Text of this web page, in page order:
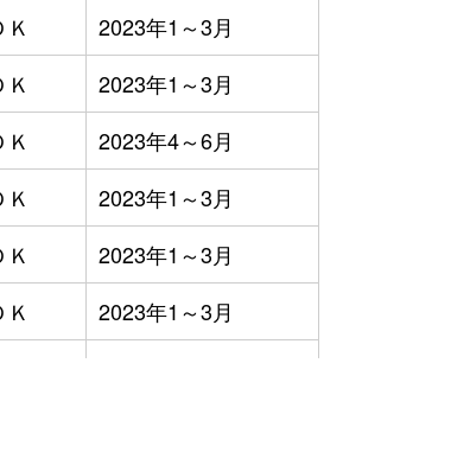
2023年1～3月
2023年1～3月
2023年4～6月
2023年1～3月
2023年1～3月
2023年1～3月